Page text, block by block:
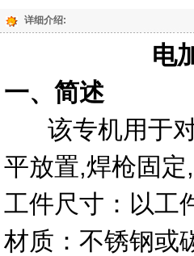
详细介绍:
电
一、简述
该专机用于对
平放置,焊枪固
工件尺寸：以工
材质：不锈钢或